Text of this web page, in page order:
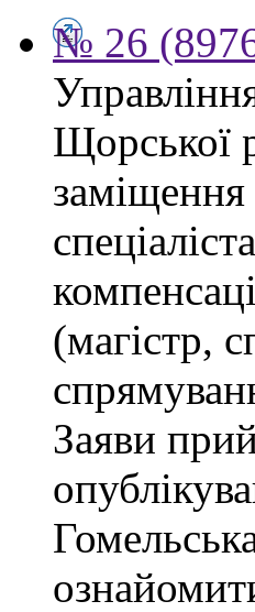
№ 26
Щорської
(магістр,
Заяви